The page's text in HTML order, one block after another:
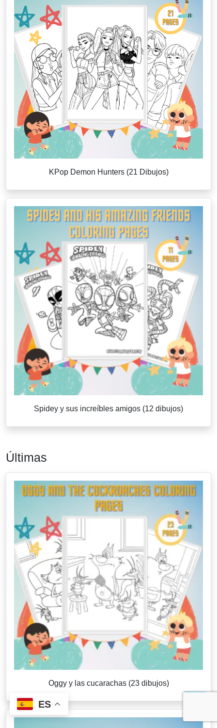
KPop Demon Hunters (21 Dibujos)
Spidey y sus increíbles amigos (12 dibujos)
Últimas
Oggy y las cucarachas (23 dibujos)
ES